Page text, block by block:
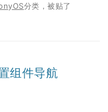
分类，被贴了
组件导航